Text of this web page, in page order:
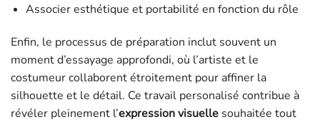
Associer esthétique et portabilité en fonction du rôle
Enfin, le processus de préparation inclut souvent un
moment d’essayage approfondi, où l’artiste et le
costumeur collaborent étroitement pour affiner la
silhouette et le détail. Ce travail personalisé contribue à
révéler pleinement l’expression visuelle souhaitée tout